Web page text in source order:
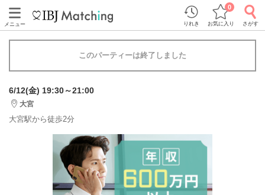
メニュー りれき お気に入り
0
さがす
このパーティーは終了しました
6/12(金) 19:30～21:00
大宮
大宮駅から徒歩2分